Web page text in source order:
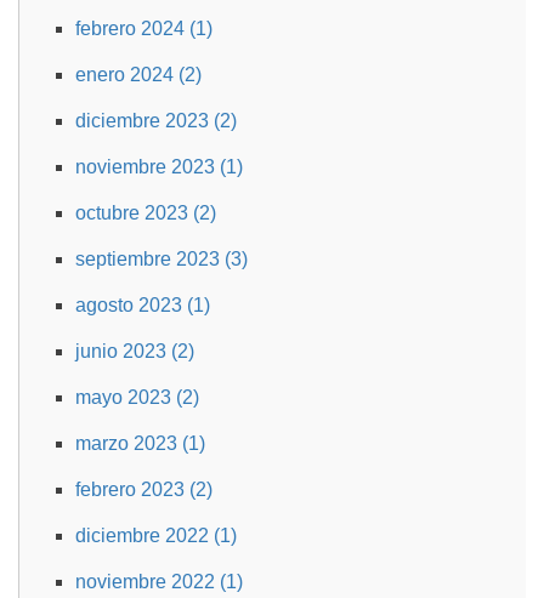
febrero 2024 (1)
enero 2024 (2)
diciembre 2023 (2)
noviembre 2023 (1)
octubre 2023 (2)
septiembre 2023 (3)
agosto 2023 (1)
junio 2023 (2)
mayo 2023 (2)
marzo 2023 (1)
febrero 2023 (2)
diciembre 2022 (1)
noviembre 2022 (1)